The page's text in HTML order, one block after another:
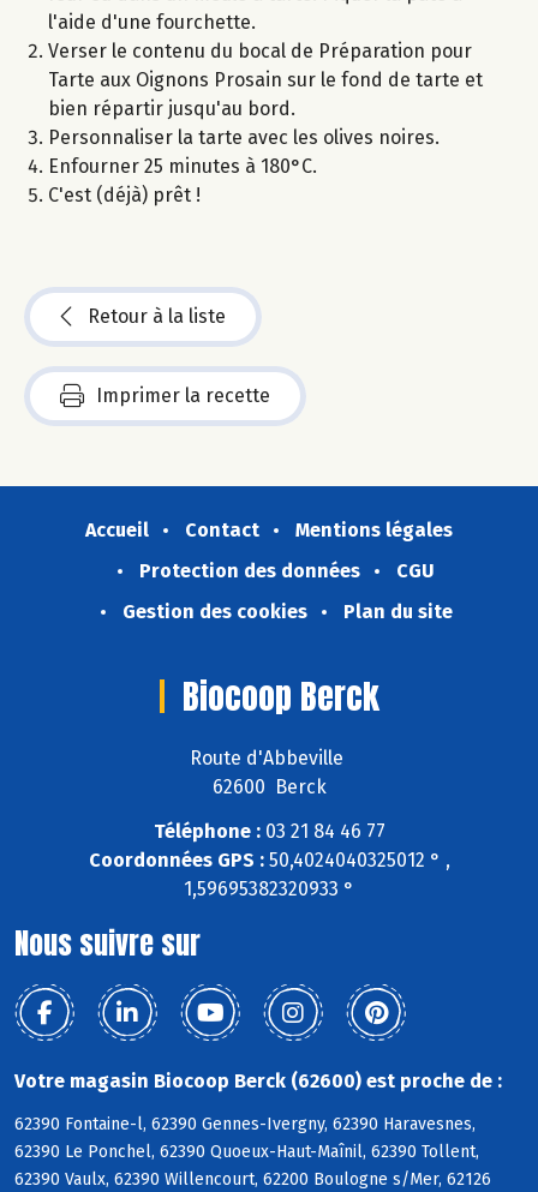
l'aide d'une fourchette.
Verser le contenu du bocal de Préparation pour
Tarte aux Oignons Prosain sur le fond de tarte et
bien répartir jusqu'au bord.
Personnaliser la tarte avec les olives noires.
Enfourner 25 minutes à 180°C.
C'est (déjà) prêt !
Retour à la liste
Imprimer la recette
Accueil Contact
Mentions légales
Protection des données
CGU
Gestion des cookies
Plan du site
Biocoop Berck
Route d'Abbeville
62600 Berck
Téléphone :03 21 84 46 77
Coordonnées GPS :50,4024040325012 ° ,
1,59695382320933 °
Nous suivre sur
Votre magasin Biocoop Berck (62600) est proche de :
62390 Fontaine-l, 62390 Gennes-Ivergny, 62390 Haravesnes,
62390 Le Ponchel, 62390 Quoeux-Haut-Maînil, 62390 Tollent,
62390 Vaulx, 62390 Willencourt, 62200 Boulogne s/Mer, 62126